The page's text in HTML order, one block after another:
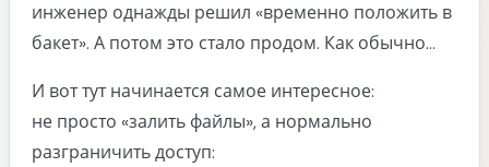
Проверка установки
Проверка подключения
инженер однажды решил «временно положить в
бакет». А потом это стало продом. Как обычно...
И вот тут начинается самое интересное:
не просто «залить файлы», а нормально
разграничить доступ: